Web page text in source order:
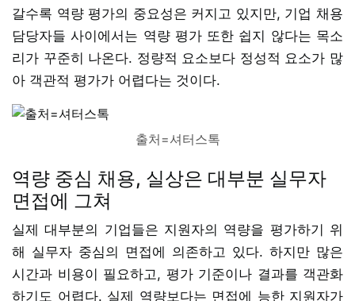
갈수록 역량 평가의 중요성은 커지고 있지만, 기업 채용
담당자들 사이에서는 역량 평가 또한 쉽지 않다는 목소
리가 꾸준히 나온다. 정량적 요소보다 정성적 요소가 많
아 객관적 평가가 어렵다는 것이다.
출처=셔터스톡
역량 중심 채용, 실상은 대부분 실무자
면접에 그쳐
실제 대부분의 기업들은 지원자의 역량을 평가하기 위
해 실무자 중심의 면접에 의존하고 있다. 하지만 많은
시간과 비용이 필요하고, 평가 기준이나 결과를 객관화
하기도 어렵다. 실제 역량보다는 면접에 능한 지원자가